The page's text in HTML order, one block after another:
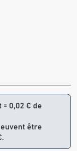
= 0,02 € de
être